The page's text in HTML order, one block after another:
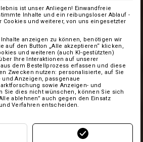
ist unser Anliegen! Einwandfreie
Inhalte und ein reibungsloser Ablauf -
Cookies und weiterer, von uns eingesetzter
anzeigen zu können, benötigen wir
auf den Button „Alle akzeptieren“ klicken,
und weiteren (auch KI-gestützten)
Ihre Interaktionen auf unserer
dem Bestellprozess erfassen und diese
Zwecken nutzen: personalisierte, auf Sie
Anzeigen, passgenaue
sowie Anzeigen- und
Sie dies nicht wünschen, können Sie sich
ablehnen” auch gegen den Einsatz
Verfahren entscheiden.